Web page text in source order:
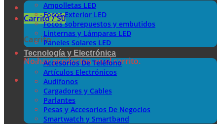
Carrito /$0
Carrito
No hay productos en el carrito.
Ampolletas LED
Focos Exterior LED
Focos sobrepuestos y embutidos
Linternas y Lámparas LED
Paneles Solares LED
Tecnología y Electrónica
Accesorios De Teléfono
Artículos Electrónicos
Audífonos
Cargadores y Cables
Parlantes
Pesas y Accesorios De Negocios
Smartwatch y Smartband